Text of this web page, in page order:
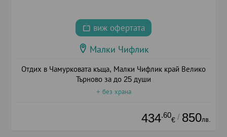
виж офертата
Малки Чифлик
Отдих в Чамурковата къща, Малки Чифлик край Велико
Търново за до 25 души
+ без храна
434.60
€ / 850лв.